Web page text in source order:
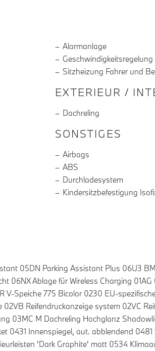
Alarmanlage
Geschwindigkeitsregelung
Sitzheizung Fahrer und
EXTERIEUR /
Dachreling
SONSTIGES
Airbags
ABS
Durchladesystem
Kindersitzbefestigung
05DN Parking Assistant Plus 06U3
Ablage für Wireless Charging 01AG
V-Speiche 775 Bicolor 0230 EU-
Reifendruckanzeige system 02VC
03MC M Dachreling Hochglanz
0431 Innenspiegel, aut. abblendend
'Dark Graphite' matt 0534